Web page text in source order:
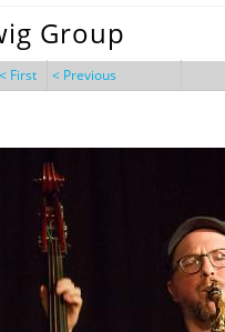
Group
First < Previous